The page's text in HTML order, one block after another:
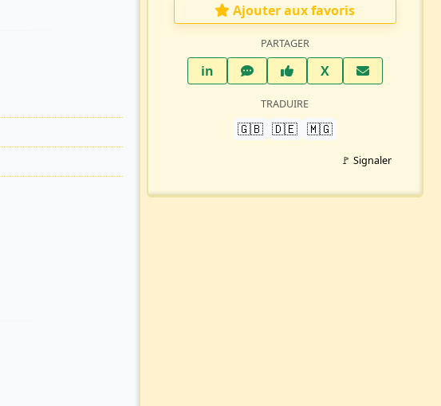
Ajouter aux favoris
PARTAGER
inLinkedInWhatsAppFacebook
XTwitter X
TRADUIRE
🇬🇧 🇩🇪 🇲🇬
🚩 Signaler